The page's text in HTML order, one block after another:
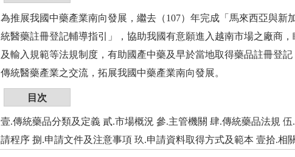
為推展我國中藥產業南向發展，繼去（107）年完成「馬來西亞與
統醫藥註冊登記輔導指引」，協助我國有意願進入越南市場之廠商
及輸入規範等法規制度，有助國產中藥及早於當地取得藥品註冊登
傳統醫藥產業之交流，拓展我國中藥產業南向發展。
目次
壹.傳統藥品分類及定義 貳.市場概況 參.主管機關 肆.傳統藥品法規
請程序 捌.申請文件及注意事項 玖.申請資料取得方式及範本 壹拾.相